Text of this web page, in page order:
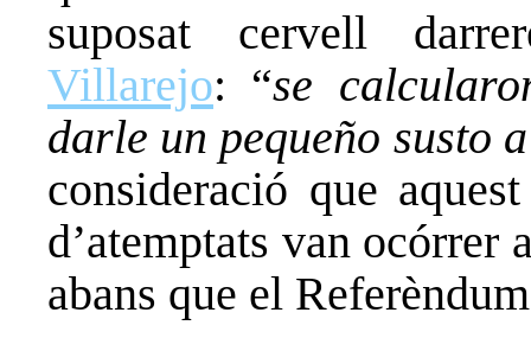
suposat cervell
Villarejo: “se
darle un pequeño susto
consideració que
d’atemptats van ocórrer
abans que el